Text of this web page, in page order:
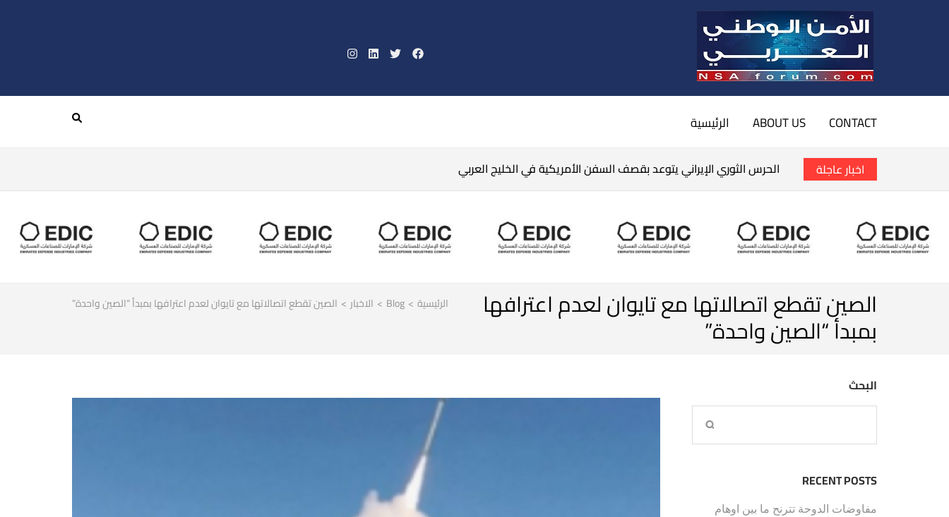
CONTACT
ABOUT US الرئيسية
اخبار عاجلة الحرس الثوري الإيراني يتوعد بقصف السفن الأمريكية في الخليج العربي
الرئيسية >
Blog
> الاخبار > الصين تقطع اتصالاتها مع تايوان لعدم اعترافها بمبدأ “الصين واحدة” الصين تقطع اتصالاتها مع تايوان لعدم اعترافها
بمبدأ “الصين واحدة”
البحث
RECENT POSTS
مفاوضات الدوحة تترنح ما بين اوهام